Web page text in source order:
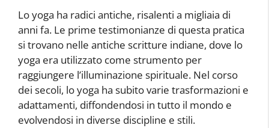
Lo yoga ha radici antiche, risalenti a migliaia di
anni fa. Le prime testimonianze di questa pratica
si trovano nelle antiche scritture indiane, dove lo
yoga era utilizzato come strumento per
raggiungere l’illuminazione spirituale. Nel corso
dei secoli, lo yoga ha subito varie trasformazioni e
adattamenti, diffondendosi in tutto il mondo e
evolvendosi in diverse discipline e stili.